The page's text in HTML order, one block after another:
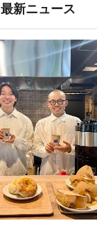
最新ニュース